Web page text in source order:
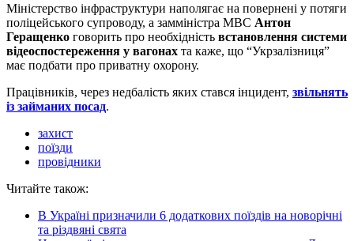
Міністерство інфраструктури наполягає на повернені у потяги
поліцейського супроводу, а замміністра МВС Антон
Геращенко говорить про необхідність встановлення системи
відеоспостереження у вагонах та каже, що “Укрзалізниця”
має подбати про приватну охорону.
Працівників, через недбалість яких стався інцидент, звільнять
із займаних посад.
захист
поїзди
провідники
Читайте також:
В Україні призначили 6 додаткових поїздів на новорічні
та різдвяні свята